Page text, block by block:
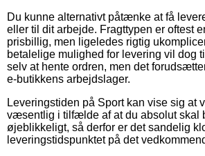
Du kunne alternativt påtænke at få
eller til dit arbejde. Fragttypen er oftest
prisbillig, men ligeledes rigtig
betalelige mulighed for levering vil dog
selv at hente ordren, men det
e-butikkens arbejdslager.
Leveringstiden på Sport kan vise sig
væsentlig i tilfælde af at du absolut skal
øjeblikkeligt, så derfor er det sandelig
leveringstidspunktet på det